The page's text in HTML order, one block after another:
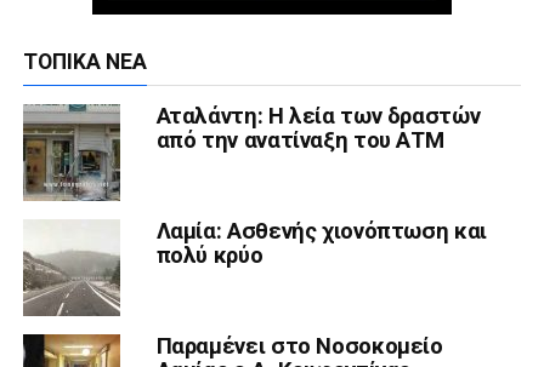
ΤΟΠΙΚΆ ΝΈΑ
Αταλάντη: Η λεία των δραστών
από την ανατίναξη του ΑΤΜ
Λαμία: Ασθενής χιονόπτωση και
πολύ κρύο
Παραμένει στο Νοσοκομείο